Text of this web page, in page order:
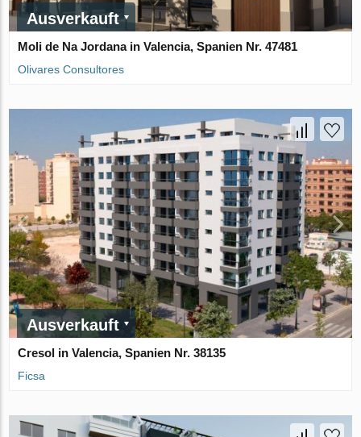
Ausverkauft
Moli de Na Jordana in Valencia, Spanien Nr. 47481
Olivares Consultores
Ausverkauft
Cresol in Valencia, Spanien Nr. 38135
Ficsa